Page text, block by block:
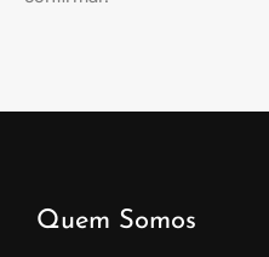
Quem Somos